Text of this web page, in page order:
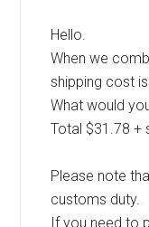
Hello.
When we
shipping cost
What would
Total $31.78 +
Please note
customs duty.
If you need to